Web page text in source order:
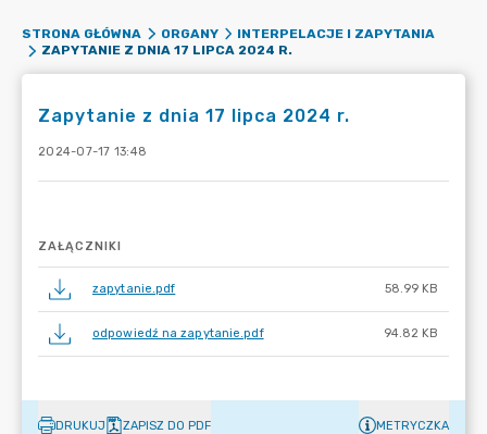
STRONA GŁÓWNA ORGANY
INTERPELACJE I ZAPYTANIA
ZAPYTANIE Z DNIA 17 LIPCA 2024 R.
Zapytanie z dnia 17 lipca 2024 r.
2024-07-17 13:48
ZAŁĄCZNIKI
zapytanie.pdf 58.99 KB
odpowiedź na zapytanie.pdf 94.82 KB
DRUKUJ ZAPISZ DO PDF METRYCZKA